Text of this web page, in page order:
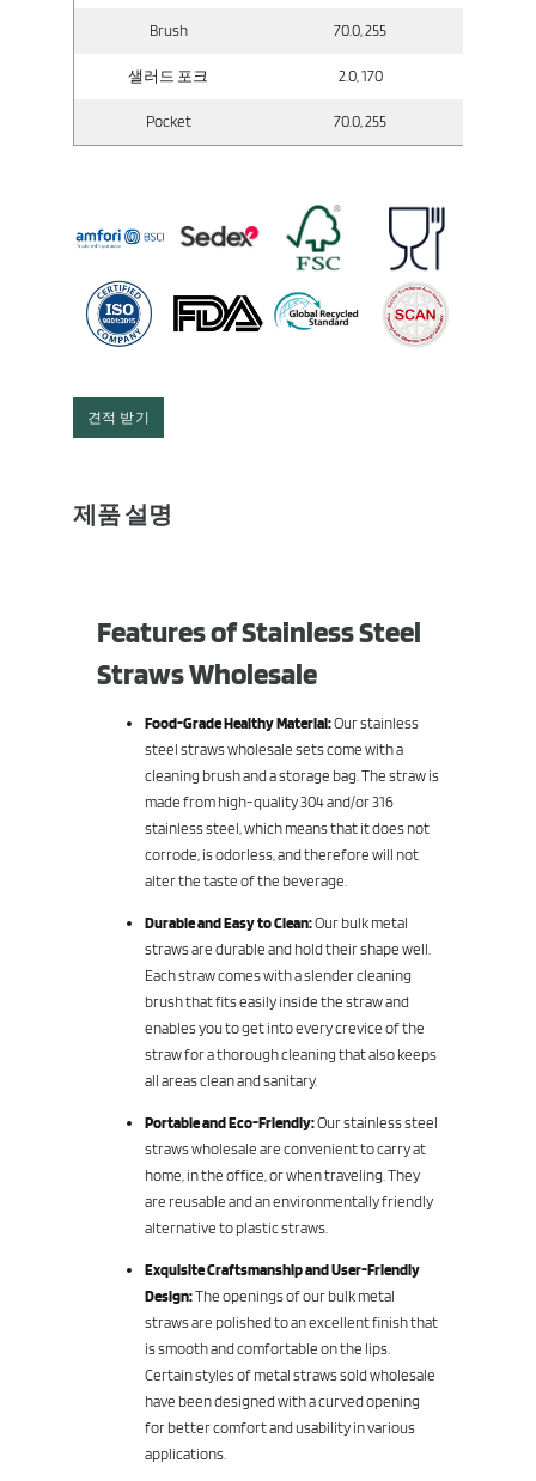
Brush 70.0, 255
샐러드 포크 2.0, 170
Pocket 70.0, 255
견적 받기
제품 설명
Features of Stainless Steel
Straws Wholesale
Food-Grade Healthy Material:Our stainless
steel straws wholesale sets come with a
cleaning brush and a storage bag. The straw is
made from high-quality 304 and/or 316
stainless steel, which means that it does not
corrode, is odorless, and therefore will not
alter the taste of the beverage.
Durable and Easy to Clean:Our bulk metal
straws are durable and hold their shape well.
Each straw comes with a slender cleaning
brush that fits easily inside the straw and
enables you to get into every crevice of the
straw for a thorough cleaning that also keeps
all areas clean and sanitary.
Portable and Eco-Friendly:Our stainless steel
straws wholesale are convenient to carry at
home, in the office, or when traveling. They
are reusable and an environmentally friendly
alternative to plastic straws.
Exquisite Craftsmanship and User-Friendly
Design:The openings of our bulk metal
straws are polished to an excellent finish that
is smooth and comfortable on the lips.
Certain styles of metal straws sold wholesale
have been designed with a curved opening
for better comfort and usability in various
applications.